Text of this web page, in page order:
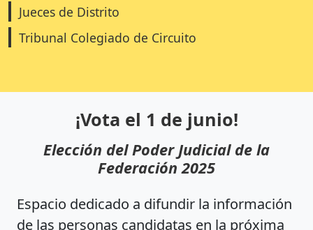
Jueces de Distrito
Tribunal Colegiado de Circuito
¡Vota el 1 de junio!
Elección del Poder Judicial de la
Federación 2025
Espacio dedicado a difundir la información
de las personas candidatas en la próxima